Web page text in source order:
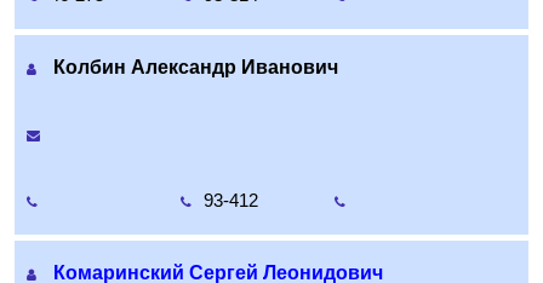
Колбин Александр Иванович
93-412
Комаринский Сергей Леонидович